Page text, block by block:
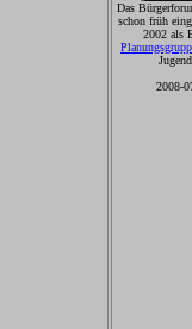
Das
schon früh
2002 als
2008-